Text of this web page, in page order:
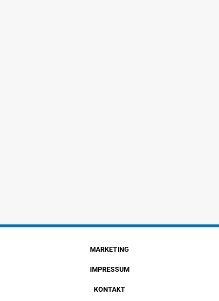
MARKETING
IMPRESSUM
KONTAKT